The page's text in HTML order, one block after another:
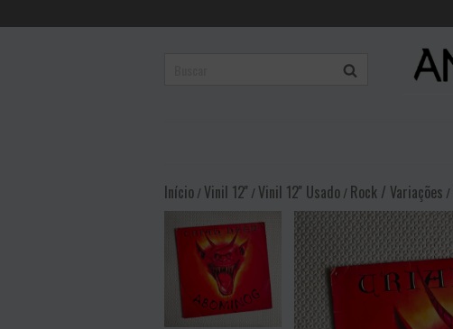
Início/Vinil 12'' /Vinil 12'' Usado/Rock / Variações /